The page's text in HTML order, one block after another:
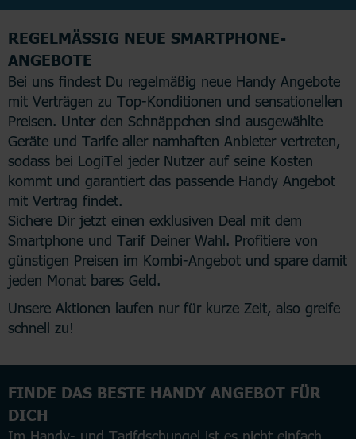
REGELMÄSSIG NEUE SMARTPHONE-A
NGEBOTE
Bei uns findest Du regelmäßig neue Handy Angebote
mit Verträgen zu Top-Konditionen und sensationellen
Preisen. Unter den Schnäppchen sind ausgewählte
Geräte und Tarife aller namhaften Anbieter vertreten,
sodass bei LogiTel jeder Nutzer auf seine Kosten
kommt und garantiert das passende Handy Angebot
mit Vertrag findet.
Sichere Dir jetzt einen exklusiven Deal mit dem
Smartphone und Tarif Deiner Wahl. Profitiere von
günstigen Preisen im Kombi-Angebot und spare damit
jeden Monat bares Geld.
Unsere Aktionen laufen nur für kurze Zeit, also greife
schnell zu!
FINDE DAS BESTE HANDY ANGEBOT FÜR
DICH
Im Handy- und Tarifdschungel ist es nicht einfach,